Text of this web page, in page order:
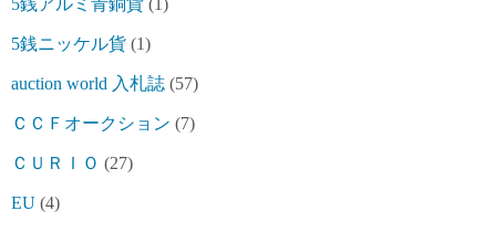
5銭アルミ青銅貨 (1)
5銭ニッケル貨 (1)
auction world 入札誌 (57)
ＣＣＦオークション (7)
ＣＵＲＩＯ (27)
EU (4)